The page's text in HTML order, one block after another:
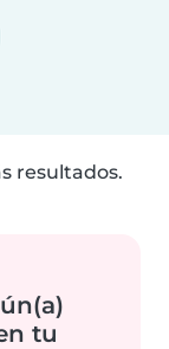
resultados.
tu